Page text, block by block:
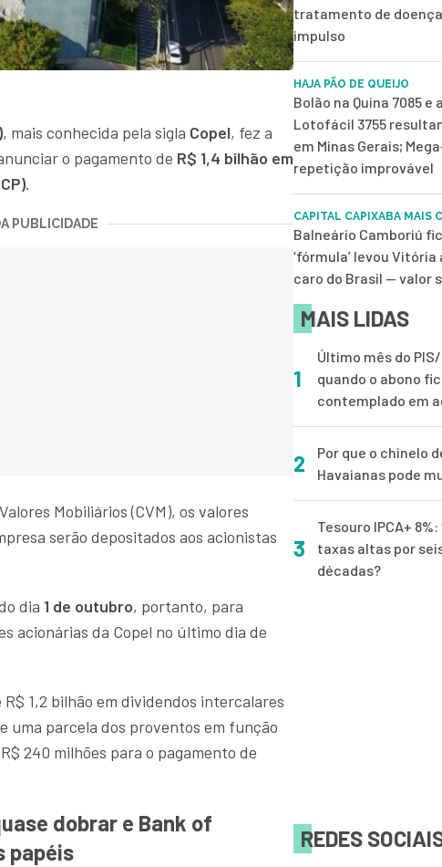
, mais conhecida pela sigla Copel, fez a
o pagamento de R$ 1,4 bilhão em
.
PUBLICIDADE
Mobiliários (CVM), os valores
serão depositados aos acionistas
dia 1 de outubro, portanto, para
acionárias da Copel no último dia de
1,2 bilhão em dividendos intercalares
uma parcela dos proventos em função
240 milhões para o pagamento de
dobrar e Bank of
papéis
tratamento de
impulso
HAJA PÃO DE QUEIJO
Bolão na Quina 7085
Lotofácil 3755
em Minas Gerais;
repetição improvável
CAPITAL CAPIXABA MAIS
Balneário Camboriú
‘fórmula’ levou
caro do Brasil — valor
MAIS LIDAS
1
Último mês do
quando o abono
contemplado em
2
Por que o chinelo
Havaianas pode
3
Tesouro IPCA+
taxas altas por
décadas?
REDES